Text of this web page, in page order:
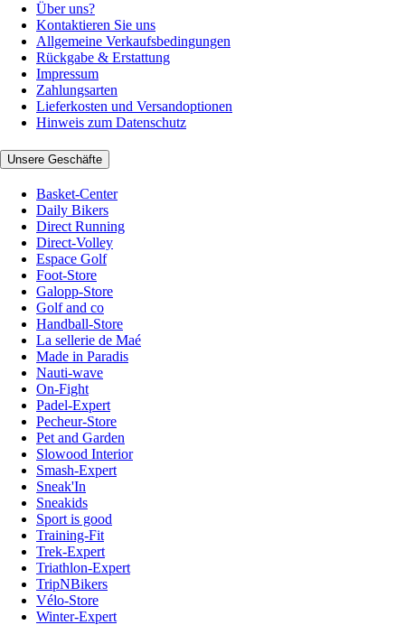
Über uns?
Kontaktieren Sie uns
Allgemeine Verkaufsbedingungen
Rückgabe & Erstattung
Impressum
Zahlungsarten
Lieferkosten und Versandoptionen
Hinweis zum Datenschutz
Unsere Geschäfte
Basket-Center
Daily Bikers
Direct Running
Direct-Volley
Espace Golf
Foot-Store
Galopp-Store
Golf and co
Handball-Store
La sellerie de Maé
Made in Paradis
Nauti-wave
On-Fight
Padel-Expert
Pecheur-Store
Pet and Garden
Slowood Interior
Smash-Expert
Sneak'In
Sneakids
Sport is good
Training-Fit
Trek-Expert
Triathlon-Expert
TripNBikers
Vélo-Store
Winter-Expert